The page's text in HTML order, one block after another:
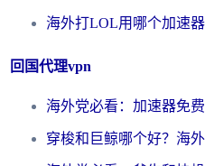
回国代理vpn